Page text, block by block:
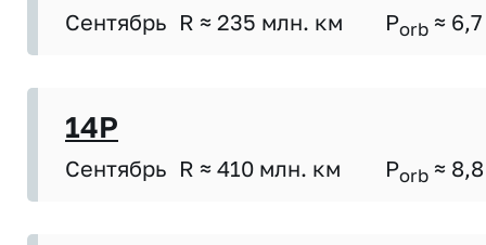
Сентябрь R ≈ 235 млн. км Porb ≈ 6,7
14P
Сентябрь R ≈ 410 млн. км Porb ≈ 8,8